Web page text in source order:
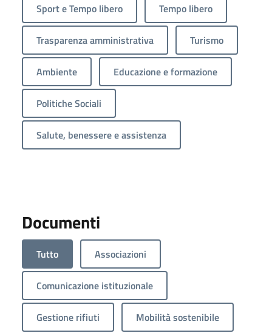
Sport e Tempo libero Tempo libero
Trasparenza amministrativa Turismo
Ambiente Educazione e formazione
Politiche Sociali
Salute, benessere e assistenza
Documenti
Tutto Associazioni
Comunicazione istituzionale
Gestione rifiuti Mobilità sostenibile